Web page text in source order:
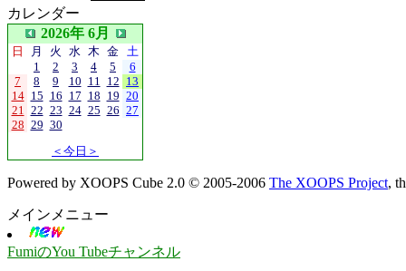
カレンダー
2026年 6月
日 月 火 水 木 金 土
1
2 3 4 5
6
7
8 9 10 11 12 13
14 15 16 17 18 19 20
21 22 23 24 25 26 27
28 29 30
＜今日＞
Powered by XOOPS Cube 2.0 © 2005-2006 The XOOPS Project,
メインメニュー
FumiのYou Tubeチャンネル